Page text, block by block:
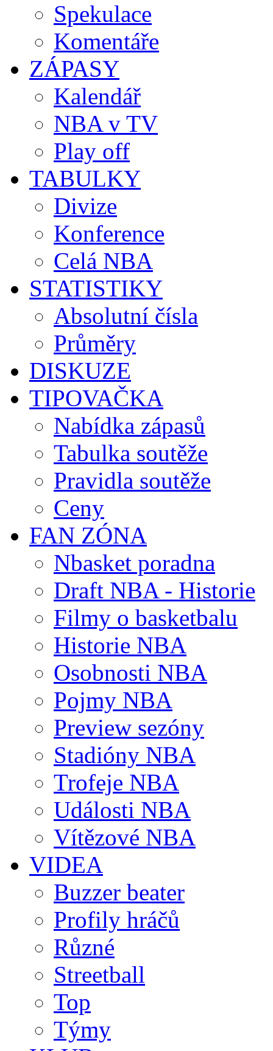
Spekulace
Komentáře
ZÁPASY
Kalendář
NBA v TV
Play off
TABULKY
Divize
Konference
Celá NBA
STATISTIKY
Absolutní čísla
Průměry
DISKUZE
TIPOVAČKA
Nabídka zápasů
Tabulka soutěže
Pravidla soutěže
Ceny
FAN ZÓNA
Nbasket poradna
Draft NBA - Historie
Filmy o basketbalu
Historie NBA
Osobnosti NBA
Pojmy NBA
Preview sezóny
Stadióny NBA
Trofeje NBA
Události NBA
Vítězové NBA
VIDEA
Buzzer beater
Profily hráčů
Různé
Streetball
Top
Týmy